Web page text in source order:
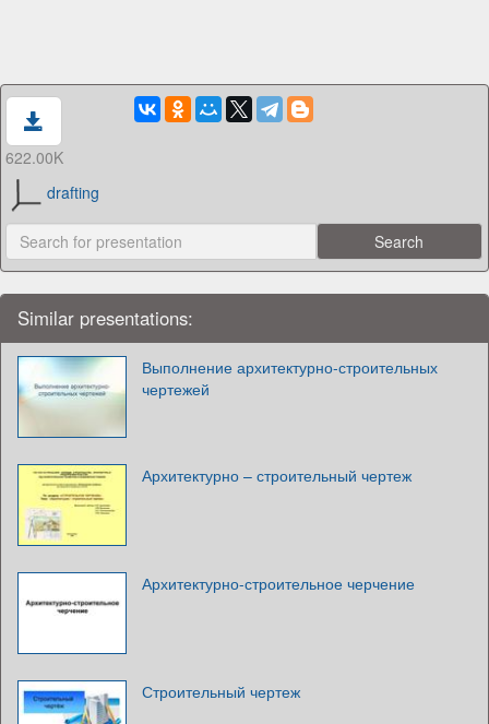
622.00K
drafting
Similar presentations:
Выполнение архитектурно-строительных
чертежей
Архитектурно – строительный чертеж
Архитектурно-строительное черчение
Строительный чертеж